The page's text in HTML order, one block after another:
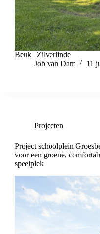
Beuk | Zilverlinde
Job van Dam
11
Projecten
Project schoolplein
voor een groene,
speelplek